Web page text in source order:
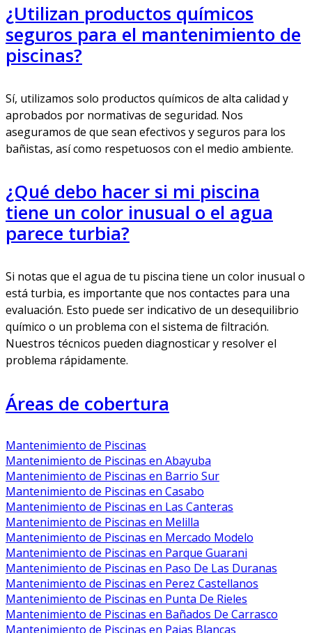
¿Utilizan productos químicos
seguros para el mantenimiento de
piscinas?
Sí, utilizamos solo productos químicos de alta calidad y
aprobados por normativas de seguridad. Nos
aseguramos de que sean efectivos y seguros para los
bañistas, así como respetuosos con el medio ambiente.
¿Qué debo hacer si mi piscina
tiene un color inusual o el agua
parece turbia?
Si notas que el agua de tu piscina tiene un color inusual o
está turbia, es importante que nos contactes para una
evaluación. Esto puede ser indicativo de un desequilibrio
químico o un problema con el sistema de filtración.
Nuestros técnicos pueden diagnosticar y resolver el
problema rápidamente.
Áreas de cobertura
Mantenimiento de Piscinas
Mantenimiento de Piscinas en Abayuba
Mantenimiento de Piscinas en Barrio Sur
Mantenimiento de Piscinas en Casabo
Mantenimiento de Piscinas en Las Canteras
Mantenimiento de Piscinas en Melilla
Mantenimiento de Piscinas en Mercado Modelo
Mantenimiento de Piscinas en Parque Guarani
Mantenimiento de Piscinas en Paso De Las Duranas
Mantenimiento de Piscinas en Perez Castellanos
Mantenimiento de Piscinas en Punta De Rieles
Mantenimiento de Piscinas en Bañados De Carrasco
Mantenimiento de Piscinas en Pajas Blancas